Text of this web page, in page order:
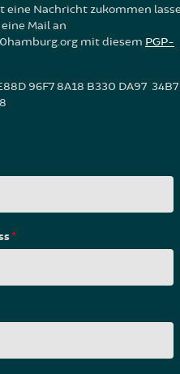
eine Nachricht zukommen
Mail an
mit diesem PGP-
96F7 8A18 B330 DA97 34B7
*